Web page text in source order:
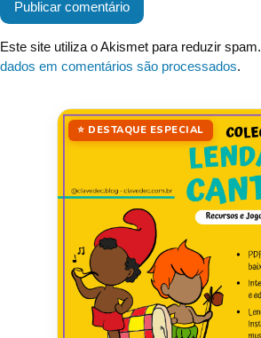
Este site utiliza o Akismet para reduzir spam.
dados em comentários são processados.
⭐ DESTAQUE ESPECIAL